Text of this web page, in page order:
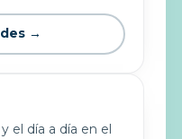
→
el día a día en el